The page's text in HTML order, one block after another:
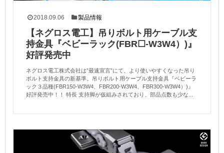
2018.09.06 製品情報
【ネグロス電工】吊りボルト用ケーブル支
持金具『ベビーラック(FBR☐-W3W4）)』
好評発売中
ネグロス電工株式会社は”最速宣言”にて、より使いやすくなった吊り
ボルト支持金具の新基準。吊りボルト用ケーブル支持金具『ベビーラ
ック３品種(FBR150-W3W4、FBR200-W3W4、FBR300-W3W4）)』
好評発売中！！ 特長 支持脚が仮組みされており、部品点数も少な...